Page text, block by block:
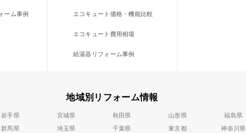
ーム事例 エコキュート価格・機能比較
エコキュート費用相場
給湯器リフォーム事例
地域別リフォーム情報
岩手県 宮城県 秋田県 山形県
福島県
群馬県
埼玉県 千葉県 東京都 神奈川県